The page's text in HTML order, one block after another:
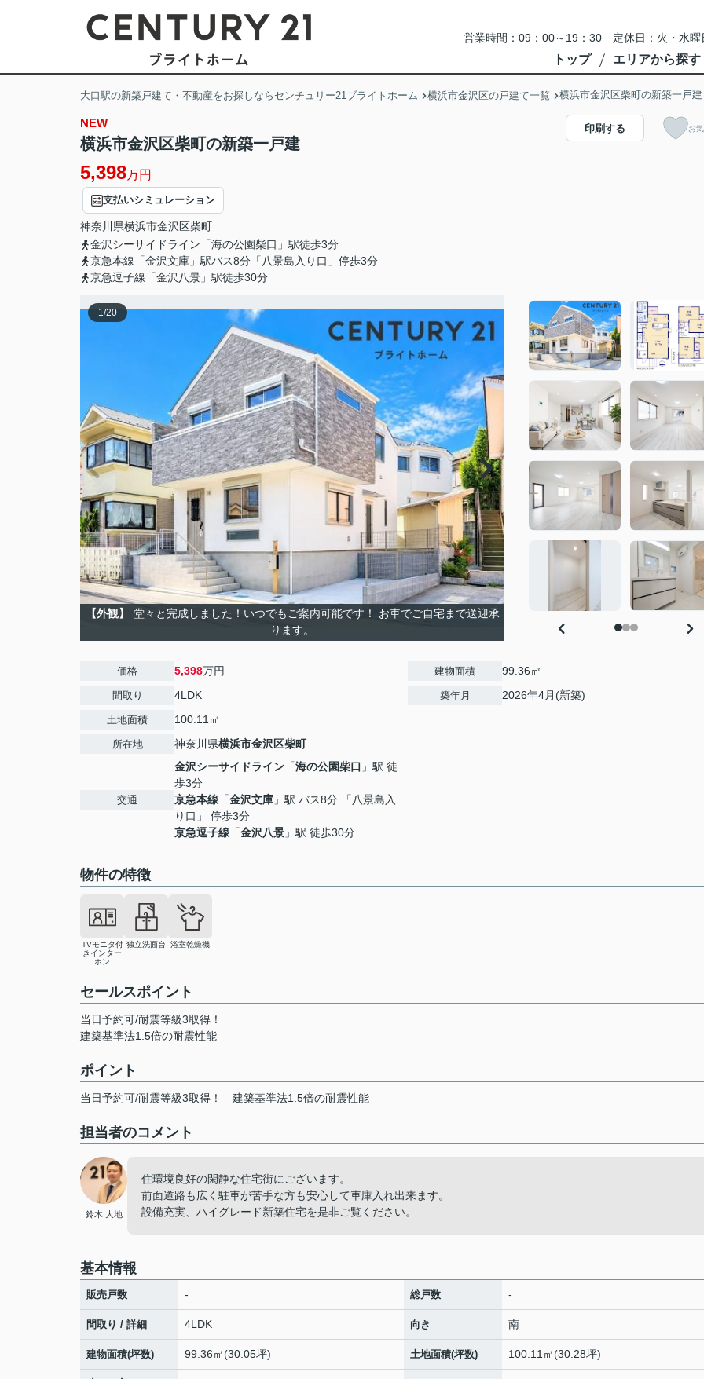
営業時間：09：00～19：30 定休日：火・水
トップ エリアから探す
大口駅の新築戸建て・不動産をお探しならセンチュリー21ブライトホーム 横浜市金沢区の戸建て一覧 横浜市金沢区柴町の新築一戸建
NEW
横浜市金沢区柴町の新築一戸建
5,398万円
支払いシミュレーション
神奈川県横浜市金沢区柴町
金沢シーサイドライン「海の公園柴口」駅徒歩3分
京急本線「金沢文庫」駅バス8分「八景島入り口」停歩3分
京急逗子線「金沢八景」駅徒歩30分
印刷する お
1/20
【外観】
堂々と完成しました！いつでもご案内可能です！ お車でご自宅まで送迎承
ります。
価格 5,398万円
間取り 4LDK
土地面積 100.11㎡
所在地 神奈川県横浜市金沢区柴町
交通
金沢シーサイドライン 「海の公園柴口 」駅 徒
歩3分
京急本線 「金沢文庫 」駅 バス8分 「八景島入
り口」 停歩3分
京急逗子線 「金沢八景 」駅 徒歩30分
建物面積 99.36㎡
築年月 2026年4月(新築)
物件の特徴
TVモニタ付
きインター
ホン
独立洗面台 浴室乾燥機
セールスポイント
当日予約可/耐震等級3取得！
建築基準法1.5倍の耐震性能
ポイント
当日予約可/耐震等級3取得！ 建築基準法1.5倍の耐震性能
担当者のコメント
鈴木 大地
住環境良好の閑静な住宅街にございます。
前面道路も広く駐車が苦手な方も安心して車庫入れ出来ます。
設備充実、ハイグレード新築住宅を是非ご覧ください。
基本情報
販売戸数 - 総戸数 -
間取り / 詳細 4LDK 向き 南
建物面積(坪数) 99.36㎡(30.05坪) 土地面積(坪数) 100.11㎡(30.28坪)